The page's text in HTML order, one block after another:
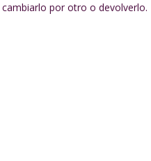
por otro o devolverlo.